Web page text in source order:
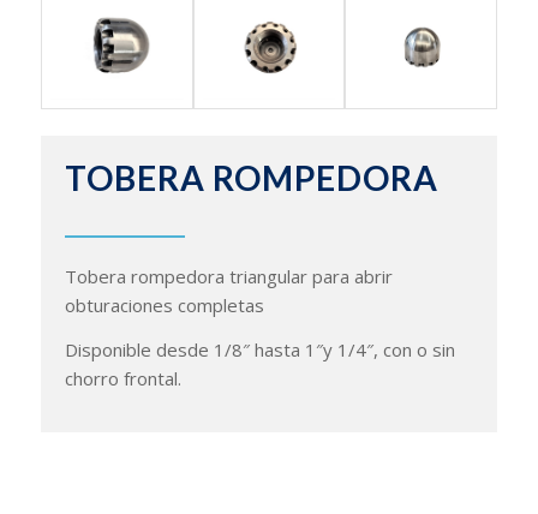
TOBERA ROMPEDORA
Tobera rompedora triangular para abrir
obturaciones completas
Disponible desde 1/8″ hasta 1″y 1/4″, con o sin
chorro frontal.